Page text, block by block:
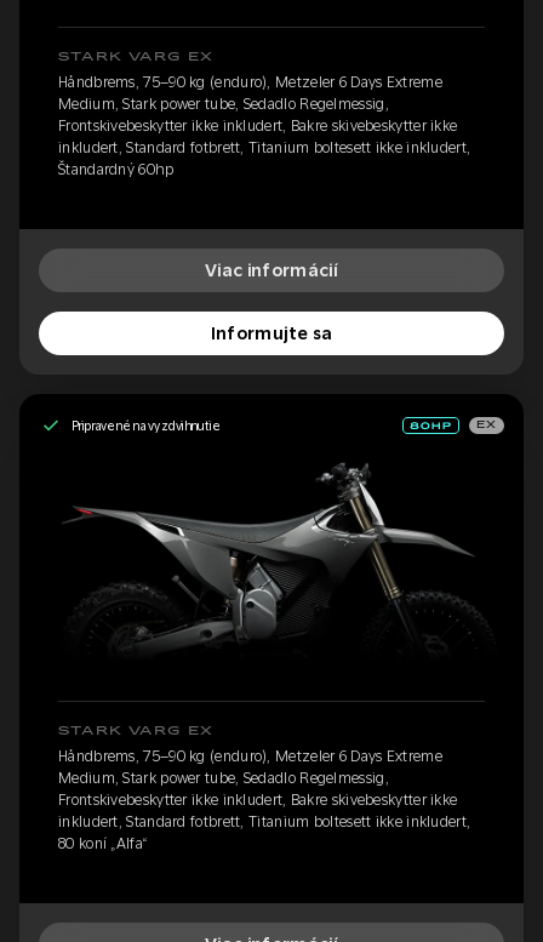
STARK VARG EX
Håndbrems, 75–90 kg (enduro), Metzeler 6 Days Extreme
Medium, Stark power tube, Sedadlo Regelmessig,
Frontskivebeskytter ikke inkludert, Bakre skivebeskytter ikke
inkludert, Standard fotbrett, Titanium boltesett ikke inkludert,
Štandardný 60hp
Viac informácií
Informujte sa
Pripravené na vyzdvihnutie EX
STARK VARG EX
Håndbrems, 75–90 kg (enduro), Metzeler 6 Days Extreme
Medium, Stark power tube, Sedadlo Regelmessig,
Frontskivebeskytter ikke inkludert, Bakre skivebeskytter ikke
inkludert, Standard fotbrett, Titanium boltesett ikke inkludert,
80 koní „Alfa“